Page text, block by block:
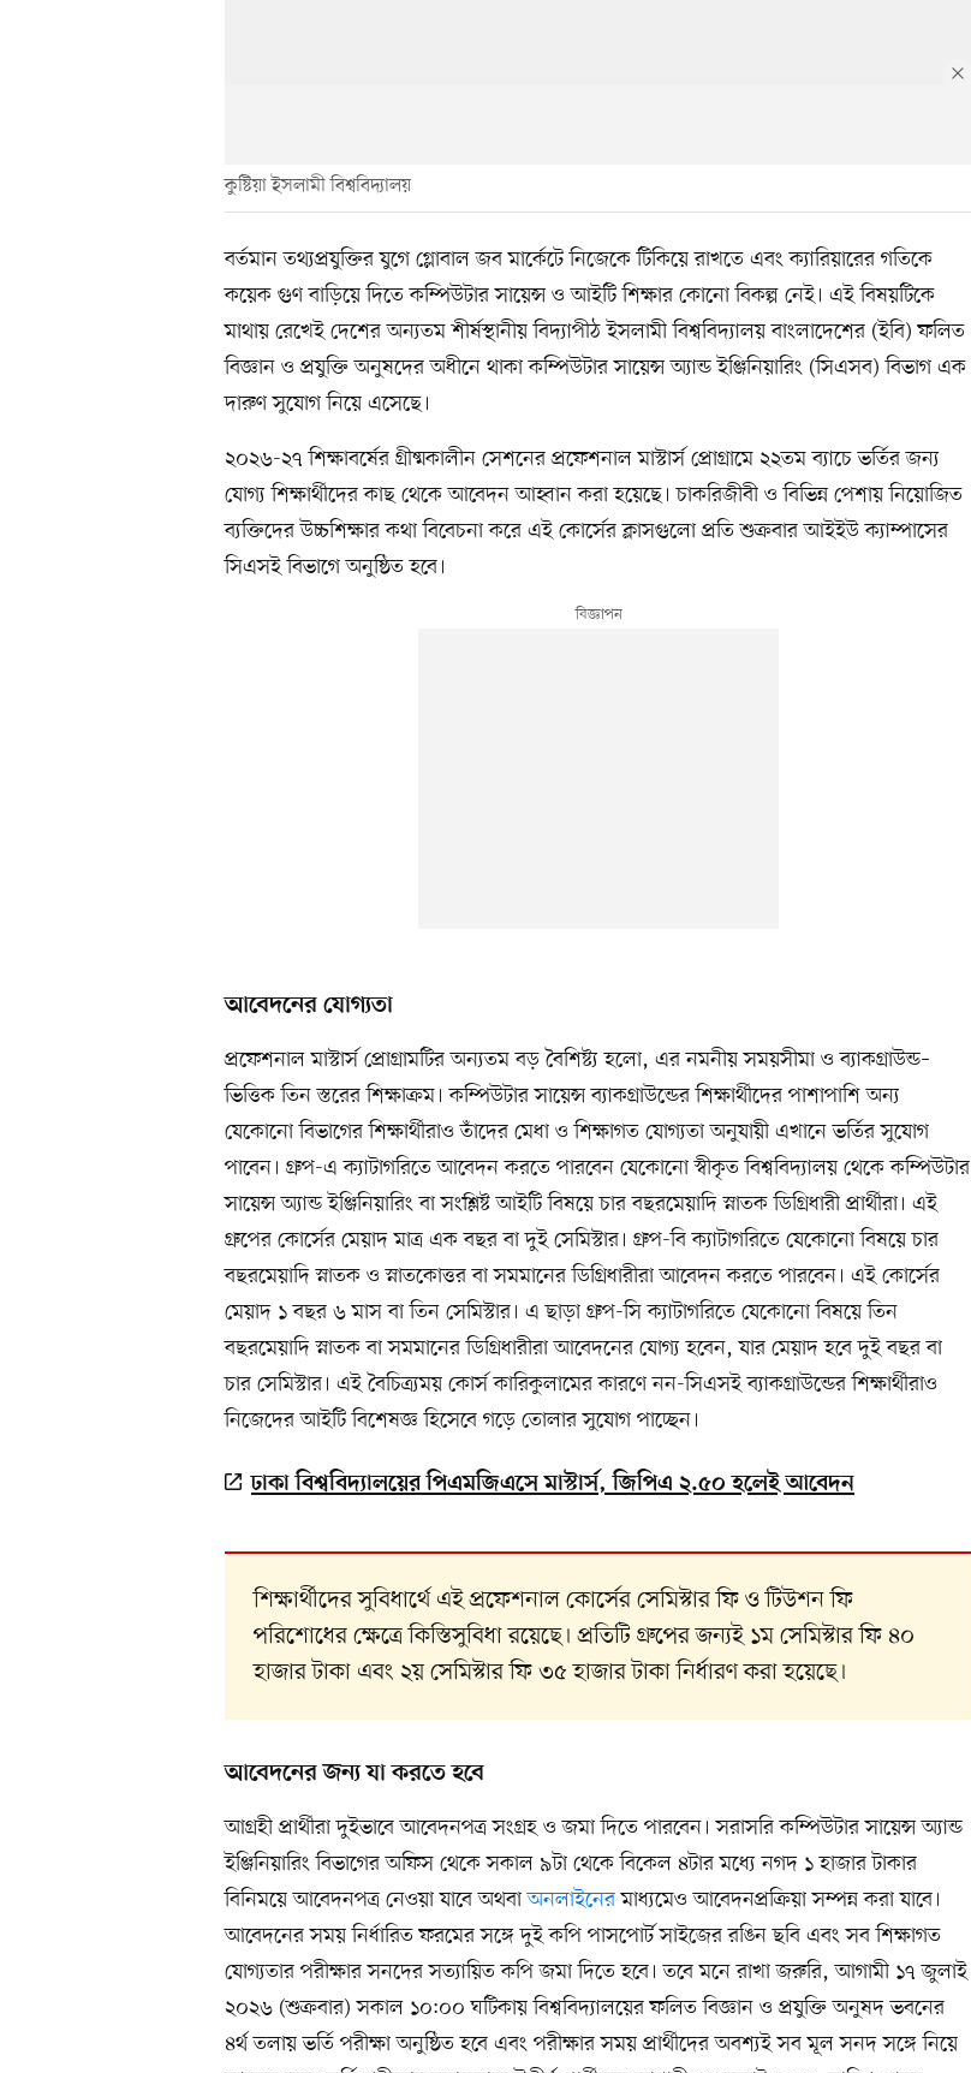
কুষ্টিয়া ইসলামী বিশ্ববিদ্যালয়
বর্তমান তথ্যপ্রযুক্তির যুগে গ্লোবাল জব মার্কেটে নিজেকে টিকিয়ে রাখতে এবং ক্যারিয়ারের গতিকে
কয়েক গুণ বাড়িয়ে দিতে কম্পিউটার সায়েন্স ও আইটি শিক্ষার কোনো বিকল্প নেই। এই বিষয়টিকে
মাথায় রেখেই দেশের অন্যতম শীর্ষস্থানীয় বিদ্যাপীঠ ইসলামী বিশ্ববিদ্যালয় বাংলাদেশের (ইবি) ফলিত
বিজ্ঞান ও প্রযুক্তি অনুষদের অধীনে থাকা কম্পিউটার সায়েন্স অ্যান্ড ইঞ্জিনিয়ারিং (সিএসব) বিভাগ এক
দারুণ সুযোগ নিয়ে এসেছে।
২০২৬-২৭ শিক্ষাবর্ষের গ্রীষ্মকালীন সেশনের প্রফেশনাল মাস্টার্স প্রোগ্রামে ২২তম ব্যাচে ভর্তির জন্য
যোগ্য শিক্ষার্থীদের কাছ থেকে আবেদন আহ্বান করা হয়েছে। চাকরিজীবী ও বিভিন্ন পেশায় নিয়োজিত
ব্যক্তিদের উচ্চশিক্ষার কথা বিবেচনা করে এই কোর্সের ক্লাসগুলো প্রতি শুক্রবার আইইউ ক্যাম্পাসের
সিএসই বিভাগে অনুষ্ঠিত হবে।
আবেদনের যোগ্যতা
প্রফেশনাল মাস্টার্স প্রোগ্রামটির অন্যতম বড় বৈশিষ্ট্য হলো, এর নমনীয় সময়সীমা ও ব্যাকগ্রাউন্ড–
ভিত্তিক তিন স্তরের শিক্ষাক্রম। কম্পিউটার সায়েন্স ব্যাকগ্রাউন্ডের শিক্ষার্থীদের পাশাপাশি অন্য
যেকোনো বিভাগের শিক্ষার্থীরাও তাঁদের মেধা ও শিক্ষাগত যোগ্যতা অনুযায়ী এখানে ভর্তির সুযোগ
পাবেন। গ্রুপ-এ ক্যাটাগরিতে আবেদন করতে পারবেন যেকোনো স্বীকৃত বিশ্ববিদ্যালয় থেকে কম্পিউটার
সায়েন্স অ্যান্ড ইঞ্জিনিয়ারিং বা সংশ্লিষ্ট আইটি বিষয়ে চার বছরমেয়াদি স্নাতক ডিগ্রিধারী প্রার্থীরা। এই
গ্রুপের কোর্সের মেয়াদ মাত্র এক বছর বা দুই সেমিস্টার। গ্রুপ-বি ক্যাটাগরিতে যেকোনো বিষয়ে চার
বছরমেয়াদি স্নাতক ও স্নাতকোত্তর বা সমমানের ডিগ্রিধারীরা আবেদন করতে পারবেন। এই কোর্সের
মেয়াদ ১ বছর ৬ মাস বা তিন সেমিস্টার। এ ছাড়া গ্রুপ-সি ক্যাটাগরিতে যেকোনো বিষয়ে তিন
বছরমেয়াদি স্নাতক বা সমমানের ডিগ্রিধারীরা আবেদনের যোগ্য হবেন, যার মেয়াদ হবে দুই বছর বা
চার সেমিস্টার। এই বৈচিত্র্যময় কোর্স কারিকুলামের কারণে নন-সিএসই ব্যাকগ্রাউন্ডের শিক্ষার্থীরাও
নিজেদের আইটি বিশেষজ্ঞ হিসেবে গড়ে তোলার সুযোগ পাচ্ছেন।
ঢাকা বিশ্ববিদ্যালয়ের পিএমজিএসে মাস্টার্স, জিপিএ ২.৫০ হলেই আবেদন
শিক্ষার্থীদের সুবিধার্থে এই প্রফেশনাল কোর্সের সেমিস্টার ফি ও টিউশন ফি
পরিশোধের ক্ষেত্রে কিস্তিসুবিধা রয়েছে। প্রতিটি গ্রুপের জন্যই ১ম সেমিস্টার ফি ৪০
হাজার টাকা এবং ২য় সেমিস্টার ফি ৩৫ হাজার টাকা নির্ধারণ করা হয়েছে।
আবেদনের জন্য যা করতে হবে
আগ্রহী প্রার্থীরা দুইভাবে আবেদনপত্র সংগ্রহ ও জমা দিতে পারবেন। সরাসরি কম্পিউটার সায়েন্স অ্যান্ড
ইঞ্জিনিয়ারিং বিভাগের অফিস থেকে সকাল ৯টা থেকে বিকেল ৪টার মধ্যে নগদ ১ হাজার টাকার
বিনিময়ে আবেদনপত্র নেওয়া যাবে অথবাঅনলাইনেরমাধ্যমেও আবেদনপ্রক্রিয়া সম্পন্ন করা যাবে।
আবেদনের সময় নির্ধারিত ফরমের সঙ্গে দুই কপি পাসপোর্ট সাইজের রঙিন ছবি এবং সব শিক্ষাগত
যোগ্যতার পরীক্ষার সনদের সত্যায়িত কপি জমা দিতে হবে। তবে মনে রাখা জরুরি, আগামী ১৭ জুলাই
২০২৬ (শুক্রবার) সকাল ১০:০০ ঘটিকায় বিশ্ববিদ্যালয়ের ফলিত বিজ্ঞান ও প্রযুক্তি অনুষদ ভবনের
৪র্থ তলায় ভর্তি পরীক্ষা অনুষ্ঠিত হবে এবং পরীক্ষার সময় প্রার্থীদের অবশ্যই সব মূল সনদ সঙ্গে নিয়ে